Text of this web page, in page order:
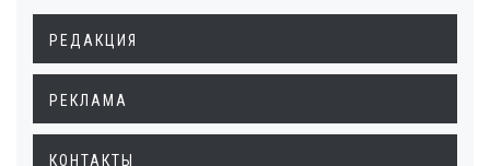
РЕДАКЦИЯ
РЕКЛАМА
КОНТАКТЫ